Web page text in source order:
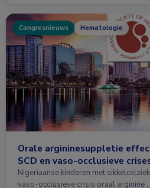
Congresnieuws Hematologie
Orale argininesuppletie
SCD en vaso-occlusieve
Nigeriaanse kinderen met
vaso-occlusieve crisis oraal arginine